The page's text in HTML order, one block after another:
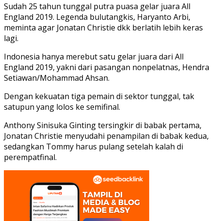
Sudah 25 tahun tunggal putra puasa gelar juara All
England 2019. Legenda bulutangkis, Haryanto Arbi,
meminta agar Jonatan Christie dkk berlatih lebih keras
lagi.
Indonesia hanya merebut satu gelar juara dari All
England 2019, yakni dari pasangan nonpelatnas, Hendra
Setiawan/Mohammad Ahsan.
Dengan kekuatan tiga pemain di sektor tunggal, tak
satupun yang lolos ke semifinal.
Anthony Sinisuka Ginting tersingkir di babak pertama,
Jonatan Christie menyudahi penampilan di babak kedua,
sedangkan Tommy harus pulang setelah kalah di
perempatfinal.